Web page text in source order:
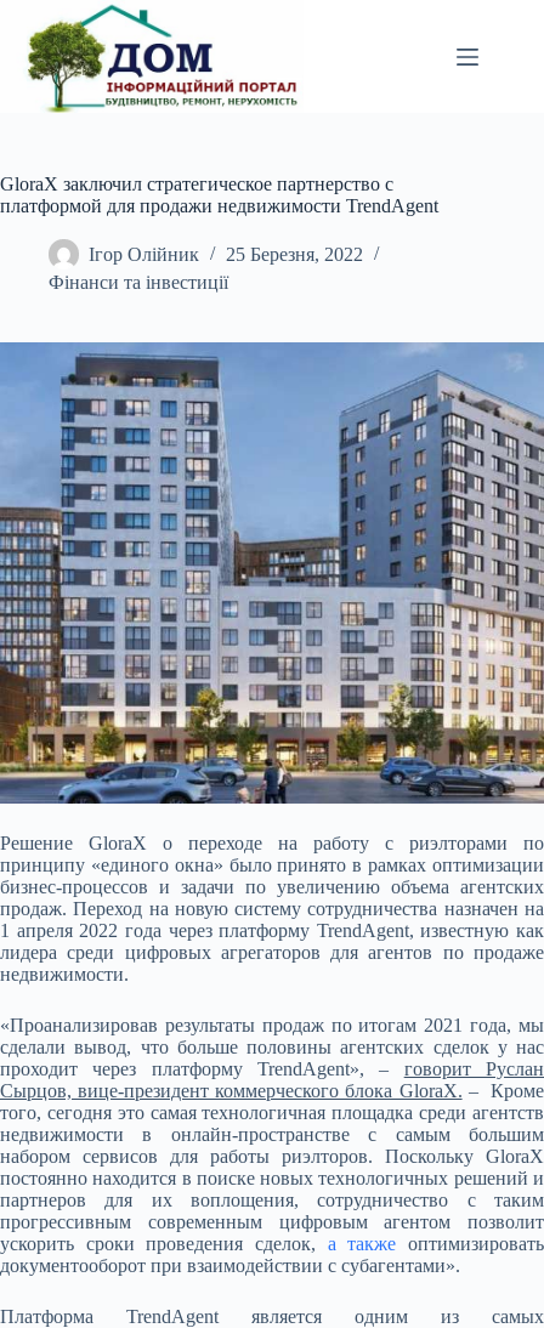
вмісту
GloraX заключил стратегическое партнерство с
платформой для продажи недвижимости TrendAgent
Ігор Олійник
25 Березня, 2022
Фінанси та інвестиції
Решение GloraX о переходе на работу с риэлторами по
принципу «единого окна» было принято в рамках оптимизации
бизнес-процессов и задачи по увеличению объема агентских
продаж. Переход на новую систему сотрудничества назначен на
1 апреля 2022 года через платформу TrendAgent,известную как
лидера среди цифровых агрегаторов для агентов по продаже
недвижимости.
«Проанализировав результаты продаж по итогам 2021 года, мы
сделали вывод, что больше половины агентских сделок у нас
проходит через платформу TrendAgent», – говорит Руслан
Сырцов, вице-президент коммерческого блока GloraX. – Кроме
того, сегодня это самая технологичная площадка среди агентств
недвижимости в онлайн-пространстве с самым большим
набором сервисов для работы риэлторов. Поскольку GloraX
постоянно находится в поиске новых технологичных решений и
партнеров для их воплощения, сотрудничество с таким
прогрессивным современным цифровым агентом позволит
ускорить сроки проведения сделок, а также оптимизировать
документооборот при взаимодействии с субагентами».
Платформа TrendAgent является одним из самых